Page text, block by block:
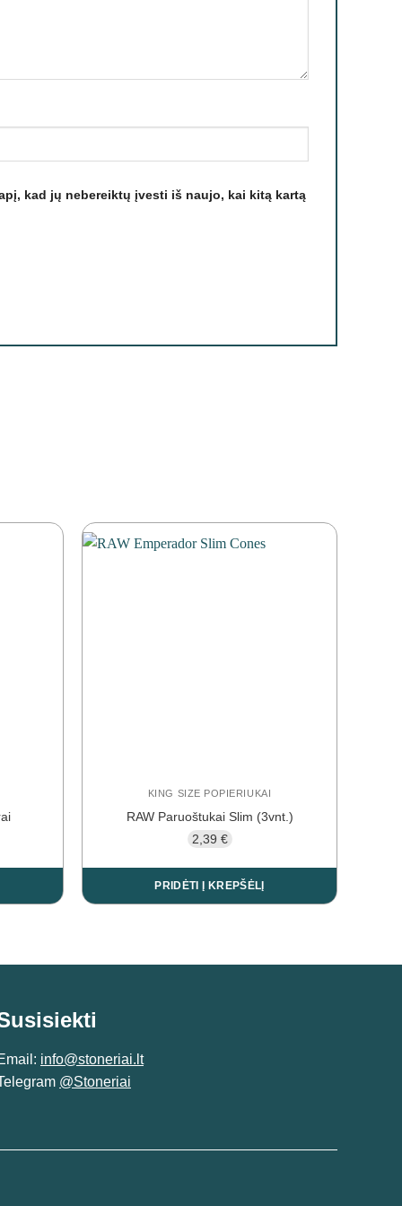
kad jų nebereiktų įvesti iš naujo, kai kitą kartą
KING SIZE POPIERIUKAI
RAW Paruoštukai Slim (3vnt.)
2,39 €
PRIDĖTI Į KREPŠĖLĮ
info@stoneriai.lt
@Stoneriai